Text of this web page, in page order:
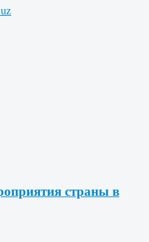
страны в